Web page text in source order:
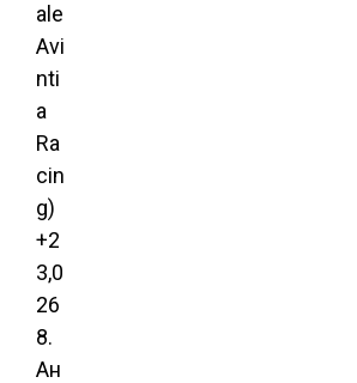
ale
Avi
nti
a
Ra
cin
g)
+2
3,0
26
8.
Ан